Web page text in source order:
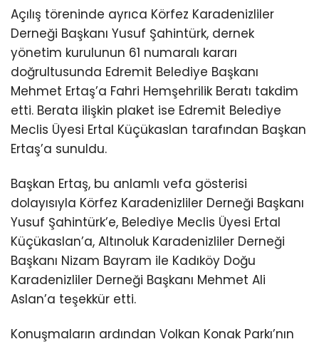
Açılış töreninde ayrıca Körfez Karadenizliler
Derneği Başkanı Yusuf Şahintürk, dernek
yönetim kurulunun 61 numaralı kararı
doğrultusunda Edremit Belediye Başkanı
Mehmet Ertaş’a Fahri Hemşehrilik Beratı takdim
etti. Berata ilişkin plaket ise Edremit Belediye
Meclis Üyesi Ertal Küçükaslan tarafından Başkan
Ertaş’a sunuldu.
Başkan Ertaş, bu anlamlı vefa gösterisi
dolayısıyla Körfez Karadenizliler Derneği Başkanı
Yusuf Şahintürk’e, Belediye Meclis Üyesi Ertal
Küçükaslan’a, Altınoluk Karadenizliler Derneği
Başkanı Nizam Bayram ile Kadıköy Doğu
Karadenizliler Derneği Başkanı Mehmet Ali
Aslan’a teşekkür etti.
Konuşmaların ardından Volkan Konak Parkı’nın